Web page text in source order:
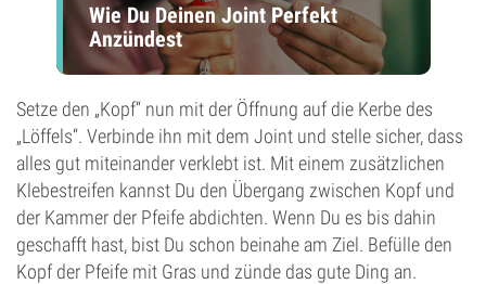
Wie Du Deinen Joint Perfekt
Anzündest
Setze den „Kopf“ nun mit der Öffnung auf die Kerbe des
„Löffels“. Verbinde ihn mit dem Joint und stelle sicher, dass
alles gut miteinander verklebt ist. Mit einem zusätzlichen
Klebestreifen kannst Du den Übergang zwischen Kopf und
der Kammer der Pfeife abdichten. Wenn Du es bis dahin
geschafft hast, bist Du schon beinahe am Ziel. Befülle den
Kopf der Pfeife mit Gras und zünde das gute Ding an.